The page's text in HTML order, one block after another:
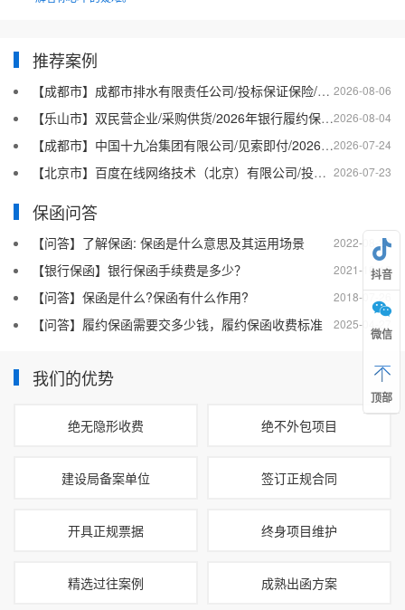
推荐案例
2026-08-06
【成都市】成都市排水有限责任公司/投标保证保险/2026银行投标保函十三
2026-08-04
【乐山市】双民营企业/采购供货/2026年银行履约保函四十二
2026-07-24
【成都市】中国十九冶集团有限公司/见索即付/2026年银行履约保函四十一
2026-07-23
【北京市】百度在线网络技术（北京）有限公司/投标保函/2026银行投标保函十二
保函问答
2022-08-20
【问答】了解保函: 保函是什么意思及其运用场景
2021-10-19
【银行保函】银行保函手续费是多少？
2018-07-26
【问答】保函是什么?保函有什么作用?
2025-04-27
【问答】履约保函需要交多少钱，履约保函收费标准
我们的优势
绝无隐形收费 绝不外包项目
建设局备案单位 签订正规合同
开具正规票据 终身项目维护
精选过往案例 成熟出函方案
抖音
微信
顶部